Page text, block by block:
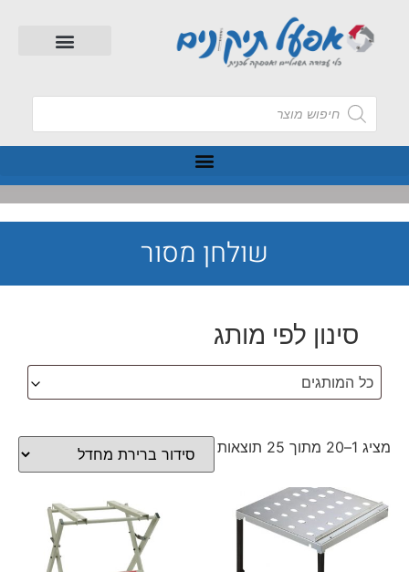
שולחן מסור
סינון לפי מותג
כל המותגים
מציג 1–20 מתוך 25 תוצאות